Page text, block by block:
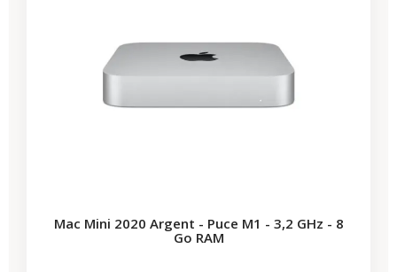
Mac Mini 2020 Argent - Puce M1 - 3,2 GHz - 8
Go RAM